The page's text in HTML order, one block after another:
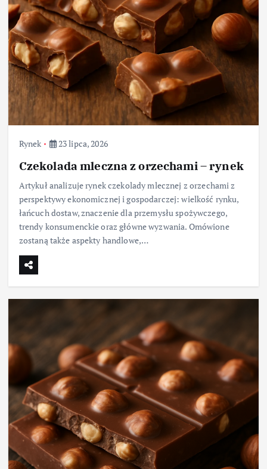
Rynek 23 lipca, 2026
Czekolada mleczna z orzechami – rynek
Artykuł analizuje rynek czekolady mlecznej z orzechami z
perspektywy ekonomicznej i gospodarczej: wielkość rynku,
łańcuch dostaw, znaczenie dla przemysłu spożywczego,
trendy konsumenckie oraz główne wyzwania. Omówione
zostaną także aspekty handlowe,…